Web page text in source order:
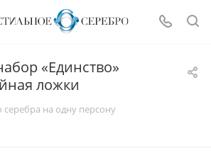
«Единство»
ложки
на одну персону